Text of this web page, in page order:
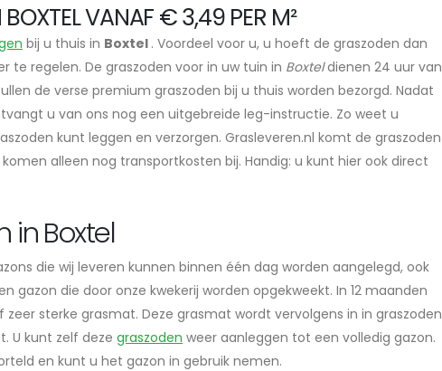
BOXTEL VANAF € 3,49 PER M²
bij u thuis in Boxtel . Voordeel voor u, u hoeft de graszoden dan
regelen. De graszoden voor in uw tuin in Boxteldienen 24 uur van
de verse premium graszoden bij u thuis worden bezorgd. Nadat
u van ons nog een uitgebreide leg-instructie. Zo weet u
kunt leggen en verzorgen. Grasleveren.nl komt de graszoden
alleen nog transportkosten bij. Handig: u kunt hier ook direct
in Boxtel
die wij leveren kunnen binnen één dag worden aangelegd, ook
gazon die door onze kwekerij worden opgekweekt. In 12 maanden
sterke grasmat. Deze grasmat wordt vervolgens in in graszoden
U kunt zelf deze graszoden weer aanleggen tot een volledig gazon.
en kunt u het gazon in gebruik nemen.